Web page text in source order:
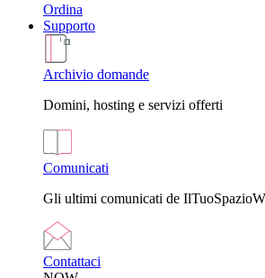
Ordina
Supporto
Archivio domande
Domini, hosting e servizi offerti
Comunicati
Gli ultimi comunicati de
Contattaci